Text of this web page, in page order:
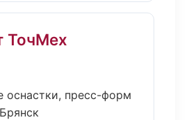
ТочМех
оснастки, пресс-форм